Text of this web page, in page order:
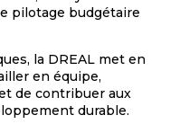
pilotage budgétaire
la DREAL met en
en équipe,
de contribuer aux
durable.